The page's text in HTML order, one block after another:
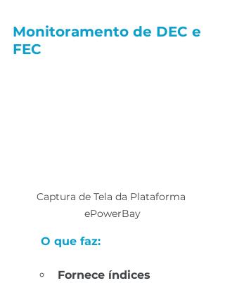
Monitoramento de DEC e
FEC
Captura de Tela da Plataforma
ePowerBay
O que faz:
Fornece índices